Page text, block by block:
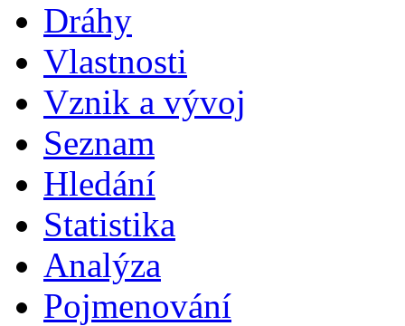
Dráhy
Vlastnosti
Vznik a vývoj
Seznam
Hledání
Statistika
Analýza
Pojmenování